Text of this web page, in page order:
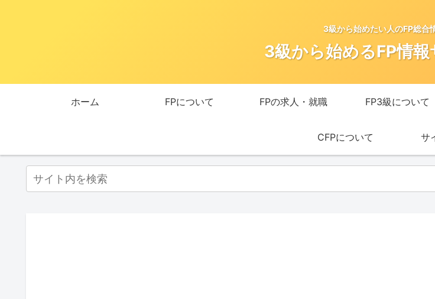
3級から始めたい人のFP総合
3級から始めるFP情
ホーム FPについて FPの求人・就職 FP3級について
CFPについて サ